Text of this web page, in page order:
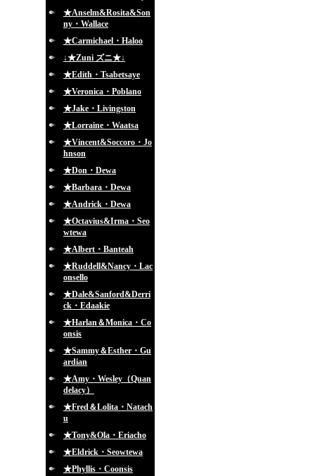
★Anselm&Rosita&Son
ny・Wallace
★Carmichael・Haloo
↓★Zuni ズニ★↓
★Edith・Tsabetsaye
★Veronica・Poblano
★Jake・Livingston
★Lorraine・Waatsa
★Vincent&Soccoro・Jo
hnson
★Don・Dewa
★Barbara・Dewa
★Andrick・Dewa
★Octavius&Irma・Seo
wtewa
★Albert・Banteah
★Ruddell&Nancy・Lac
onsello
★Dale&Sanford&Derri
ck・Edaakie
★Harlan＆Monica・Co
onsis
★Sammy＆Esther・Gu
ardian
★Amy・Wesley（Quan
delacy）
★Fred＆Lolita・Natach
u
★Tony&Ola・Eriacho
★Eldrick・Seowtewa
★Phyllis・Coonsis